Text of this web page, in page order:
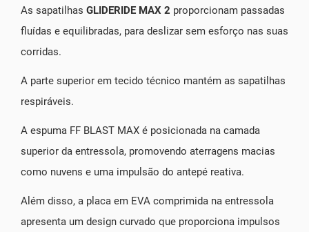
As sapatilhas GLIDERIDE MAX 2 proporcionam passadas
fluídas e equilibradas, para deslizar sem esforço nas suas
corridas.
A parte superior em tecido técnico mantém as sapatilhas
respiráveis.
A espuma FF BLAST MAX é posicionada na camada
superior da entressola, promovendo aterragens macias
como nuvens e uma impulsão do antepé reativa.
Além disso, a placa em EVA comprimida na entressola
apresenta um design curvado que proporciona impulsos